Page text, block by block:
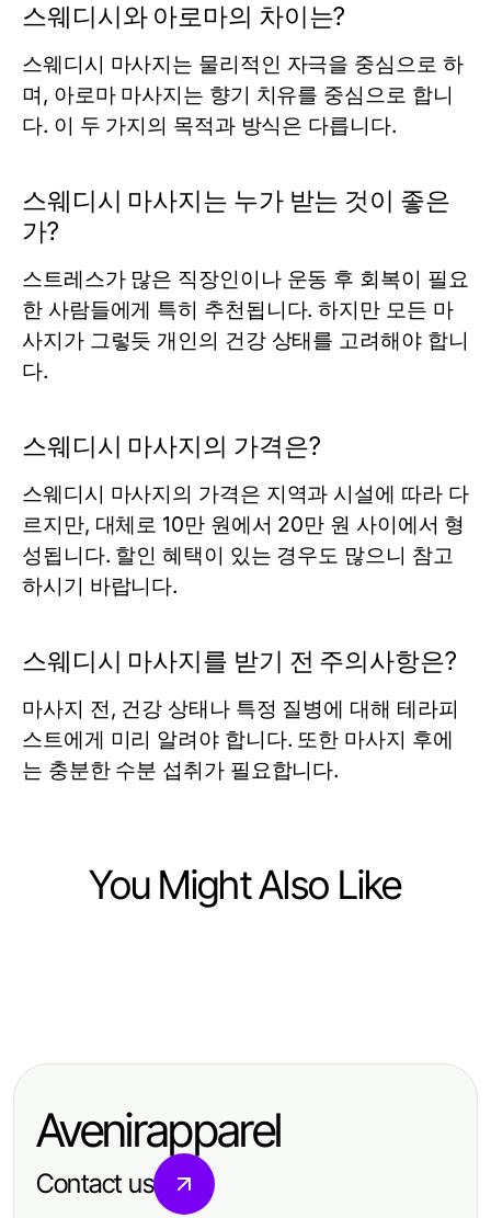
스웨디시와 아로마의 차이는?
스웨디시 마사지는 물리적인 자극을 중심으로 하
며, 아로마 마사지는 향기 치유를 중심으로 합니
다. 이 두 가지의 목적과 방식은 다릅니다.
스웨디시 마사지는 누가 받는 것이 좋은
가?
스트레스가 많은 직장인이나 운동 후 회복이 필요
한 사람들에게 특히 추천됩니다. 하지만 모든 마
사지가 그렇듯 개인의 건강 상태를 고려해야 합니
다.
스웨디시 마사지의 가격은?
스웨디시 마사지의 가격은 지역과 시설에 따라 다
르지만, 대체로 10만 원에서 20만 원 사이에서 형
성됩니다. 할인 혜택이 있는 경우도 많으니 참고
하시기 바랍니다.
스웨디시 마사지를 받기 전 주의사항은?
마사지 전, 건강 상태나 특정 질병에 대해 테라피
스트에게 미리 알려야 합니다. 또한 마사지 후에
는 충분한 수분 섭취가 필요합니다.
You Might Also Like
2026
at Home Mastery in 2026"
Behind the Scenes of Bel Fıtığı
Quick Recovery in 2026
Avenirapparel
Contact us